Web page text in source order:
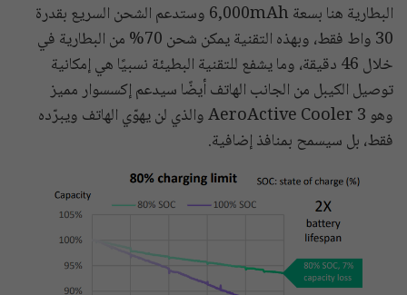
البطارية هنا بسعة 6,000mAh وستدعم الشحن السريع بقدرة
30 واط فقط، وبهذه التقنية يمكن شحن 70% من البطارية في
خلال 46 دقيقة، وما يشفع للتقنية البطيئة نسبيًا هي إمكانية
توصيل الكيبل من الجانب الهاتف أيضًا سيدعم إكسسوار مميز
وهو AeroActive Cooler 3 والذي لن يهوّي الهاتف ويبرّده
فقط، بل سيسمح بمنافذ إضافية.